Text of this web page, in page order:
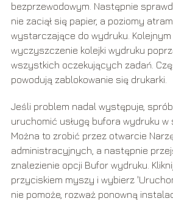
bezprzewodowym. Następnie
nie zaciął się papier, a poziomy
wystarczające do wydruku.
wyczyszczenie kolejki wydruku
wszystkich oczekujących zadań.
powodują zablokowanie się drukarki.
Jeśli problem nadal występuje,
uruchomić usługę bufora wydruku w
Można to zrobić przez otwarcie
administracyjnych, a następnie
znalezienie opcji Bufor wydruku.
przyciskiem myszy i wybierz
nie pomoże, rozważ ponowną